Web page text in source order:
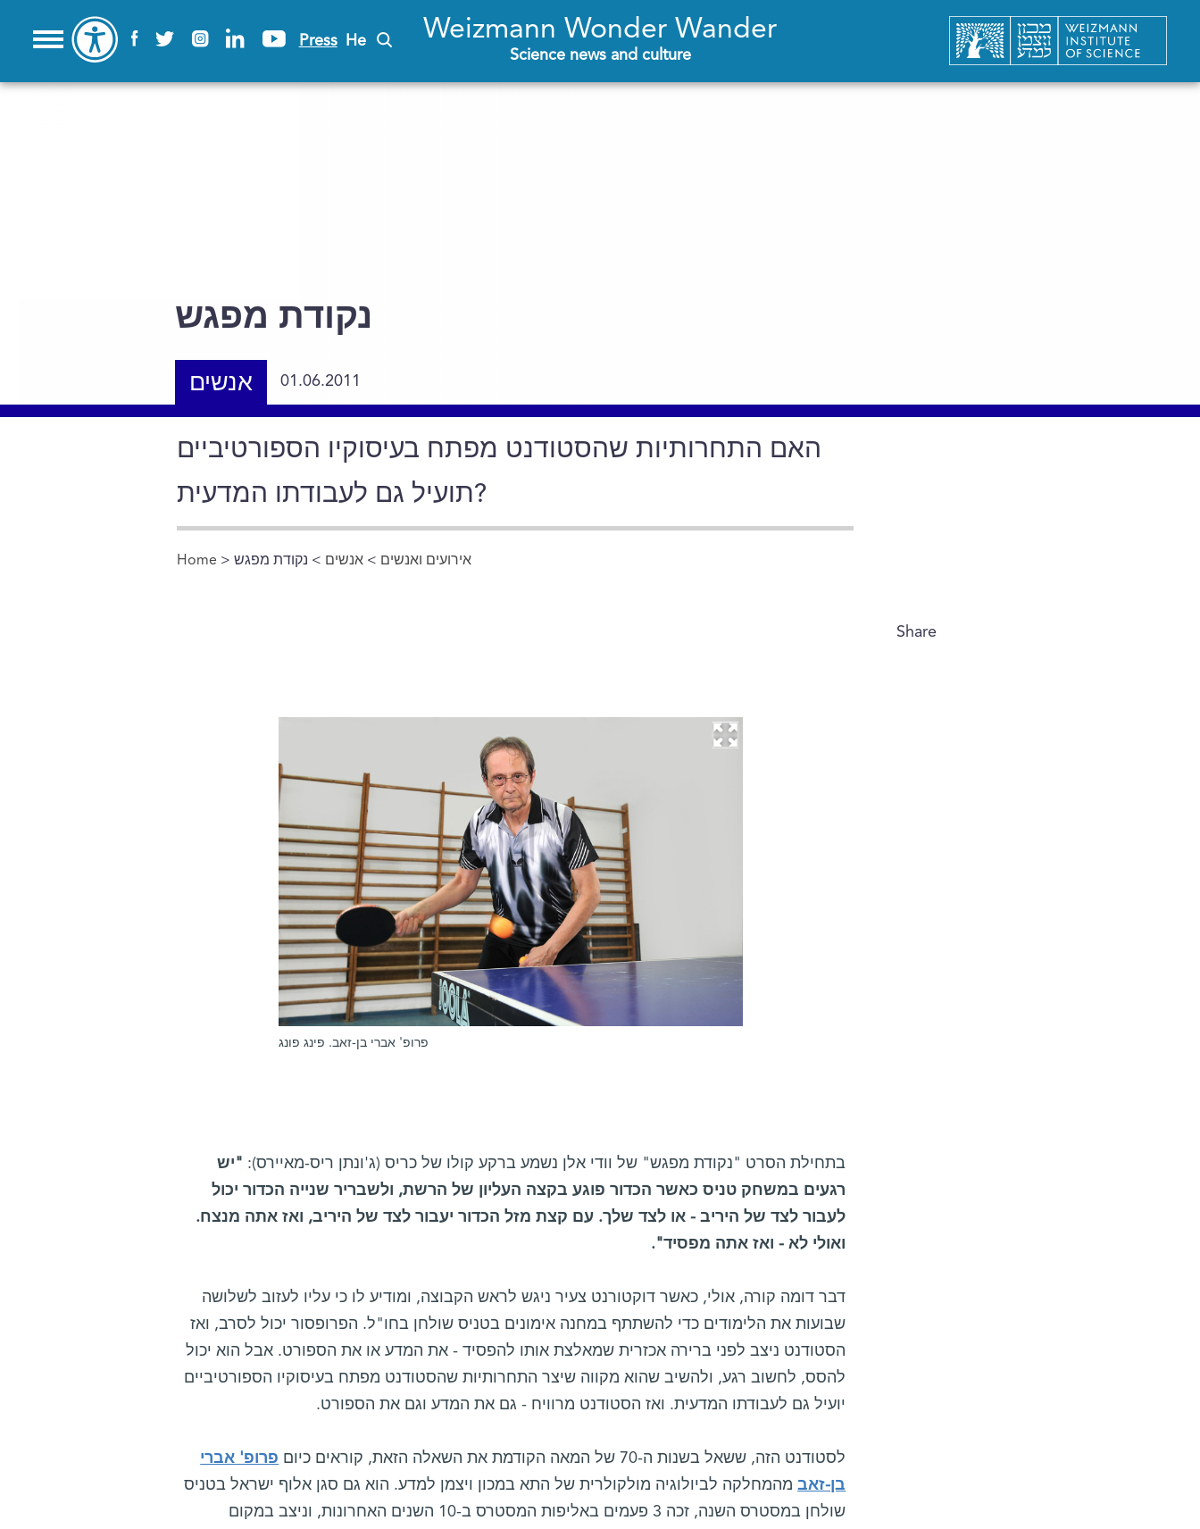
Press He Weizmann Wonder Wander
Science news and culture
נקודת מפגש
אנשים 01.06.2011
האם התחרותיות שהסטודנט מפתח בעיסוקיו הספורטיביים
תועיל גם לעבודתו המדעית?
You are here
Home > אירועים ואנשים > אנשים > נקודת מפגש
Share
פרופ' אברי בן-זאב. פינג פונג
בתחילת הסרט "נקודת מפגש" של וודי אלן נשמע ברקע קולו של כריס (ג'ונתן ריס-מאיירס): "יש
רגעים במשחק טניס כאשר הכדור פוגע בקצה העליון של הרשת, ולשבריר שנייה הכדור יכול
לעבור לצד של היריב - או לצד שלך. עם קצת מזל הכדור יעבור לצד של היריב, ואז אתה מנצח.
ואולי לא - ואז אתה מפסיד".
דבר דומה קורה, אולי, כאשר דוקטורנט צעיר ניגש לראש הקבוצה, ומודיע לו כי עליו לעזוב לשלושה
שבועות את הלימודים כדי להשתתף במחנה אימונים בטניס שולחן בחו"ל. הפרופסור יכול לסרב, ואז
הסטודנט ניצב לפני ברירה אכזרית שמאלצת אותו להפסיד - את המדע או את הספורט. אבל הוא יכול
להסס, לחשוב רגע, ולהשיב שהוא מקווה שיצר התחרותיות שהסטודנט מפתח בעיסוקיו הספורטיביים
יועיל גם לעבודתו המדעית. ואז הסטודנט מרוויח - גם את המדע וגם את הספורט.
לסטודנט הזה, ששאל בשנות ה-70 של המאה הקודמת את השאלה הזאת, קוראים כיום
פרופ' אברי
בן-זאבמהמחלקה לביולוגיה מולקולרית של התא במכון ויצמן למדע. הוא גם סגן אלוף ישראל בטניס
שולחן במסטרס השנה, זכה 3 פעמים באליפות המסטרס ב-10 השנים האחרונות, וניצב במקום